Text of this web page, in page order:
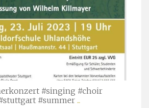
#singing #choir
#summer...